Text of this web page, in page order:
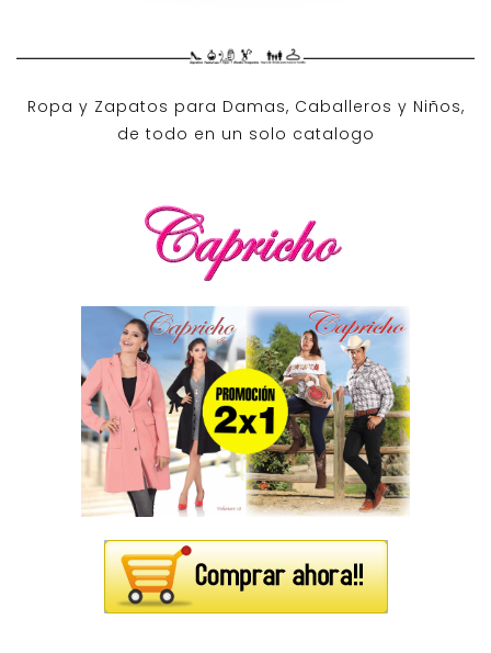
Ropa y Zapatos para Damas, Caballeros y Niños,
de todo en un solo catalogo